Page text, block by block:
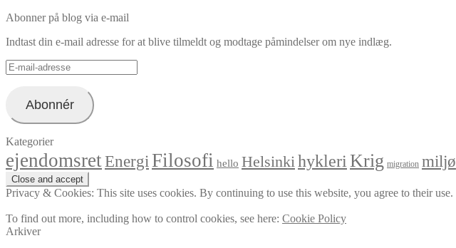
Abonner på blog via e-mail
Indtast din e-mail adresse for at blive tilmeldt og modtage påmindelser om nye indlæg.
E-
mail-
Abonnér
Kategorier
ejendomsretEnergi Filosofi hello Helsinki hykleri Krig migration miljø
Privacy & Cookies: This site uses cookies. By continuing to use this website, you agree to their use.
To find out more, including how to control cookies, see here: Cookie Policy
Arkiver